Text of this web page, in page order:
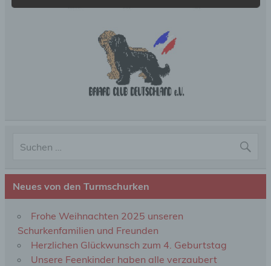
Neues von den Turmschurken
Frohe Weihnachten 2025 unseren
Schurkenfamilien und Freunden
Herzlichen Glückwunsch zum 4. Geburtstag
Unsere Feenkinder haben alle verzaubert
Einschränkung der Verarbeitung ist die Markierung
gespeicherter personenbezogener Daten mit dem
Ziel, ihre künftige Verarbeitung einzuschränken.
Profiling ist jede Art der automatisierten
Verarbeitung personenbezogener Daten, die darin
verwendet werden, um bestimmte persönliche
Aspekte, die sich auf eine natürliche Person
beziehen, zu bewerten, insbesondere, um Aspekte
Gesundheit, persönlicher Vorlieben, Interessen,
Zuverlässigkeit, Verhalten, Aufenthaltsort oder
Ortswechsel dieser natürlichen Person zu
analysieren oder vorherzusagen.